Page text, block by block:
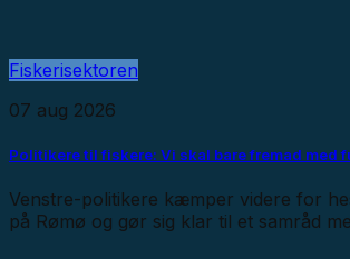
Fiskerisektoren
07 aug 2026
Politikere til fiskere: Vi skal bare fremad med
Venstre-politikere kæmper videre for
på Rømø og gør sig klar til et samråd